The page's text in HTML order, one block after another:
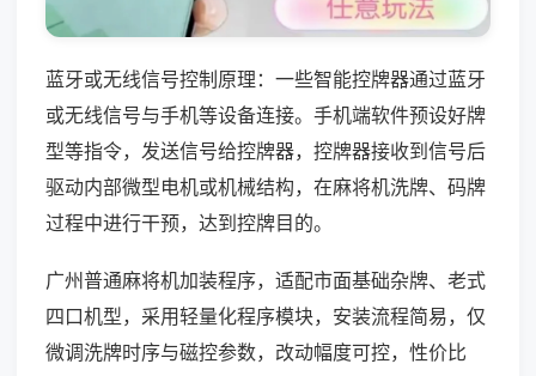
蓝牙或无线信号控制原理：一些智能控牌器通过蓝牙
或无线信号与手机等设备连接。手机端软件预设好牌
型等指令，发送信号给控牌器，控牌器接收到信号后
驱动内部微型电机或机械结构，在麻将机洗牌、码牌
过程中进行干预，达到控牌目的。
广州普通麻将机加装程序，适配市面基础杂牌、老式
四口机型，采用轻量化程序模块，安装流程简易，仅
微调洗牌时序与磁控参数，改动幅度可控，性价比